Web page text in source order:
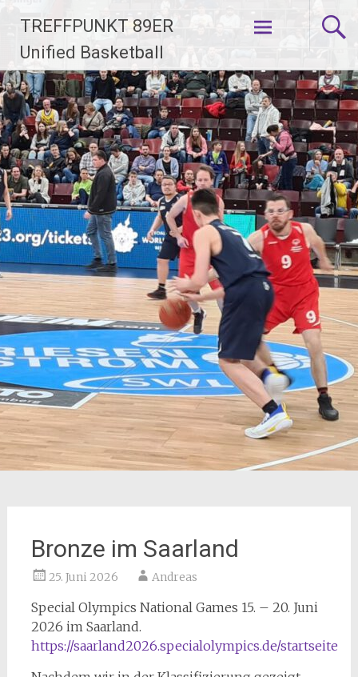
Inhalt
springen
TREFFPUNKT 89ER
Unified Basketball
Bronze im Saarland
25. Juni 2026 Andreas
Special Olympics National Games 15. – 20. Juni
2026 im Saarland.
https://saarland2026.specialolympics.de/startseite